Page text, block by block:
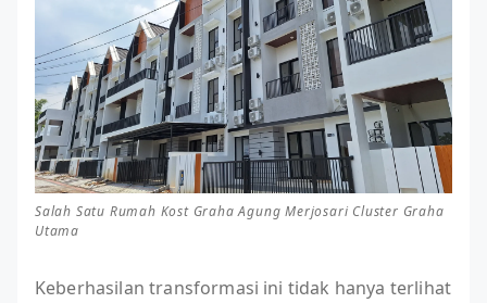
Salah Satu Rumah Kost Graha Agung Merjosari Cluster Graha
Utama
Keberhasilan transformasi ini tidak hanya terlihat